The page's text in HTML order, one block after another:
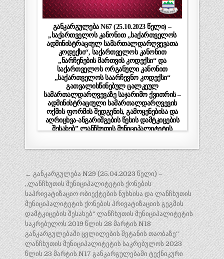
განკარგულება N67 (25.10.2023 წელი) –
,,საქართველოს კანონით „საქართველოს
ადმინისტრაციულ სამართალდარღვევათა
კოდექსი“, საქართველოს კანონით
„ნარჩენების მართვის კოდექსი“ და
საქართველოს ორგანული კანონით
„საქართველოს საარჩევნო კოდექსი“
გათვალისწინებულ ცალკეულ
სამართალდარღვევაზე საჯარიმო ქვითრის –
ადმინისტრაციული სამართალდარღვევის
ოქმის ფორმის შედგენის, გამოყენებისა და
აღრიცხვა-ანგარიშგების წესის დამტკიცების
შესახებ” ლანჩხუთის მუნიციპალიტეტის
შესახებ“ ლანჩხუთის მუნიციპალიტეტის
საკრებულოს დადგენილების მისაღებად
ადმინისტრაციული წარმოების დაწყების
თაობაზე”
პოსტის
ნავიგაცია
← განკარგულება N29 (25.04.2023 წელი) –
„ლანჩხუთის მუნიციპალიტეტის ქონების
საპრივატიზაციო ობიექტების ნუსხისა და ლანჩხუთის
მუნიციპალიტეტის ქონების პრივატიზაციის გეგმის
დამტკიცების შესახებ“ ლანჩხუთის მუნიციპალიტეტის
საკრებულოს 2019 წლის 28 მარტის N18
განკარგულებაში ცვლილების შეტანის თაობაზე“
ლანჩხუთის მუნიციპალიტეტის საკრებულოს 2023
წლის 23 მარტის N17 განკარგულებაში ტექნიკური